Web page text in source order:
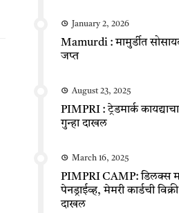
January 2, 2026
Mamurdi : मामुर्डीत
जप्त
August 23, 2025
PIMPRI : ट्रेडमार्क
गुन्हा दाखल
March 16, 2025
PIMPRI CAMP: डिलक्स
पेनड्राईव्ह, मेमरी कार्डची
दाखल